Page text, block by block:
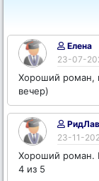
Елена
23-07-
Хороший роман,
вечер)
23-11-
Хороший роман.
4 из 5